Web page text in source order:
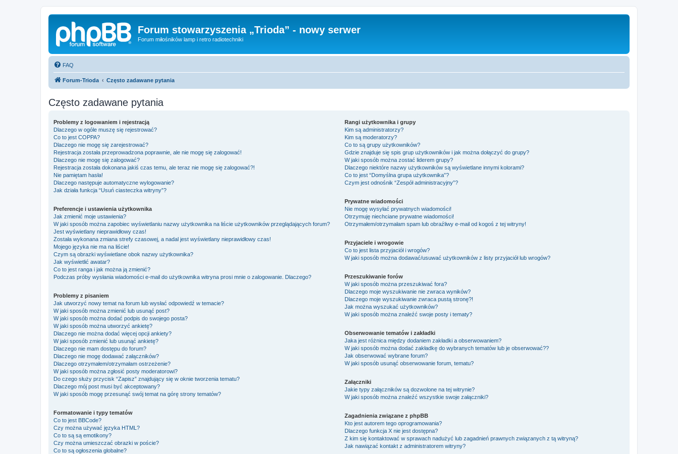
Forum stowarzyszenia „Trioda” - nowy serwer
Forum miłośników lamp i retro radiotechniki
FAQ
Forum-Trioda Często zadawane pytania
Często zadawane pytania
Problemy z logowaniem i rejestracją
Dlaczego w ogóle muszę się rejestrować?
Co to jest COPPA?
Dlaczego nie mogę się zarejestrować?
Rejestracja została przeprowadzona poprawnie, ale nie mogę się zalogować!
Dlaczego nie mogę się zalogować?
Rejestracja została dokonana jakiś czas temu, ale teraz nie mogę się zalogować?!
Nie pamiętam hasła!
Dlaczego następuje automatyczne wylogowanie?
Jak działa funkcja “Usuń ciasteczka witryny”?
Preferencje i ustawienia użytkownika
Jak zmienić moje ustawienia?
W jaki sposób można zapobiec wyświetlaniu nazwy użytkownika na liście użytkowników przeglądających forum?
Jest wyświetlany nieprawidłowy czas!
Została wykonana zmiana strefy czasowej, a nadal jest wyświetlany nieprawidłowy czas!
Mojego języka nie ma na liście!
Czym są obrazki wyświetlane obok nazwy użytkownika?
Jak wyświetlić awatar?
Co to jest ranga i jak można ją zmienić?
Podczas próby wysłania wiadomości e-mail do użytkownika witryna prosi mnie o zalogowanie. Dlaczego?
Problemy z pisaniem
Jak utworzyć nowy temat na forum lub wysłać odpowiedź w temacie?
W jaki sposób można zmienić lub usunąć post?
W jaki sposób można dodać podpis do swojego posta?
W jaki sposób można utworzyć ankietę?
Dlaczego nie można dodać więcej opcji ankiety?
W jaki sposób zmienić lub usunąć ankietę?
Dlaczego nie mam dostępu do forum?
Dlaczego nie mogę dodawać załączników?
Dlaczego otrzymałem/otrzymałam ostrzeżenie?
W jaki sposób można zgłosić posty moderatorowi?
Do czego służy przycisk “Zapisz” znajdujący się w oknie tworzenia tematu?
Dlaczego mój post musi być akceptowany?
W jaki sposób mogę przesunąć swój temat na górę strony tematów?
Formatowanie i typy tematów
Co to jest BBCode?
Czy można używać języka HTML?
Co to są są emotikony?
Czy można umieszczać obrazki w poście?
Co to są ogłoszenia globalne?
Rangi użytkownika i grupy
Kim są administratorzy?
Kim są moderatorzy?
Co to są grupy użytkowników?
Gdzie znajduje się spis grup użytkowników i jak można dołączyć do grupy?
W jaki sposób można zostać liderem grupy?
Dlaczego niektóre nazwy użytkowników są wyświetlane innymi kolorami?
Co to jest “Domyślna grupa użytkownika”?
Czym jest odnośnik “Zespół administracyjny”?
Prywatne wiadomości
Nie mogę wysyłać prywatnych wiadomości!
Otrzymuję niechciane prywatne wiadomości!
Otrzymałem/otrzymałam spam lub obraźliwy e-mail od kogoś z tej witryny!
Przyjaciele i wrogowie
Co to jest lista przyjaciół i wrogów?
W jaki sposób można dodawać/usuwać użytkowników z listy przyjaciół lub wrogów?
Przeszukiwanie forów
W jaki sposób można przeszukiwać fora?
Dlaczego moje wyszukiwanie nie zwraca wyników?
Dlaczego moje wyszukiwanie zwraca pustą stronę?!
Jak można wyszukać użytkowników?
W jaki sposób można znaleźć swoje posty i tematy?
Obserwowanie tematów i zakładki
Jaka jest różnica między dodaniem zakładki a obserwowaniem?
W jaki sposób można dodać zakładkę do wybranych tematów lub je obserwować??
Jak obserwować wybrane forum?
W jaki sposób usunąć obserwowanie forum, tematu?
Załączniki
Jakie typy załączników są dozwolone na tej witrynie?
W jaki sposób można znaleźć wszystkie swoje załączniki?
Zagadnienia związane z phpBB
Kto jest autorem tego oprogramowania?
Dlaczego funkcja X nie jest dostępna?
Z kim się kontaktować w sprawach nadużyć lub zagadnień prawnych związanych z tą witryną?
Jak nawiązać kontakt z administratorem witryny?